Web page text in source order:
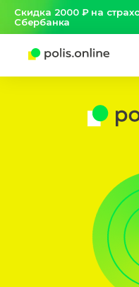
Скидка 2000 ₽ на
Сбербанка